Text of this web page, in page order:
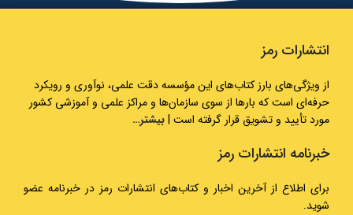
انتشارات رمز
از ویژگی‌های بارز کتاب‌های این مؤسسه دقت علمی، نوآوری و رویکرد
حرفه‌ای است که بارها از سوی سازمان‌ها و مراکز علمی و آموزشی کشور
مورد تأیید و تشویق قرار گرفته است |بیشتر…
خبرنامه انتشارات رمز
برای اطلاع از آخرین اخبار و کتاب‌های انتشارات رمز در خبرنامه عضو
شوید.